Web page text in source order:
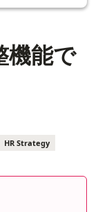
機能で
HR Strategy